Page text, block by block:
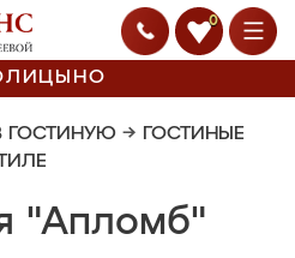
0
ГОСТИНУЮ → ГОСТИНЫЕ
"Апломб"